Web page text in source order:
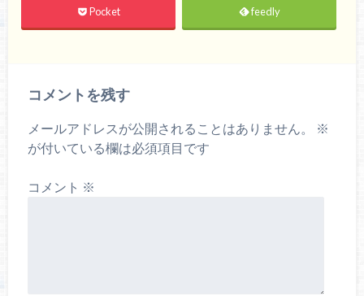
Pocket feedly
コメントを残す
メールアドレスが公開されることはありません。
※
が付いている欄は必須項目です
コメント ※